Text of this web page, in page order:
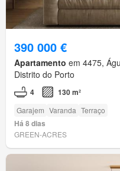
390 000 €
Apartamento em 4475,
Distrito do Porto
4 130 m²
Garajem Varanda Terraço
Há 8 dias
GREEN-ACRES